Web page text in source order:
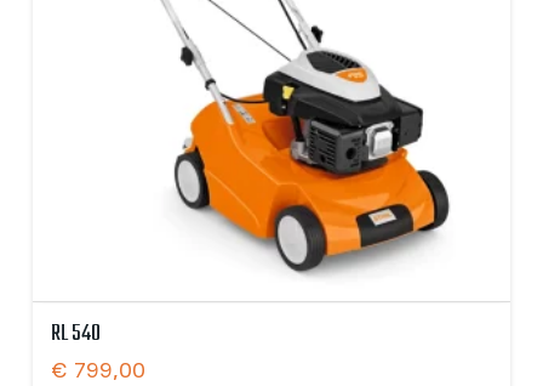
RL 540
€ 799,00